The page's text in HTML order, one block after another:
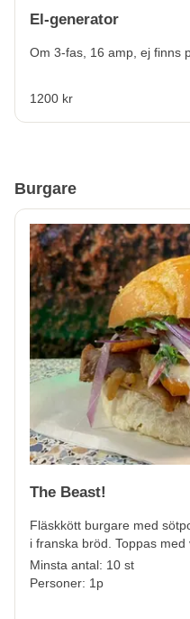
El-generator
1200 kr
Burgare
The Beast!
Fläskkött burgare med
i franska bröd. Toppas med
Minsta antal: 10 st
Personer: 1p